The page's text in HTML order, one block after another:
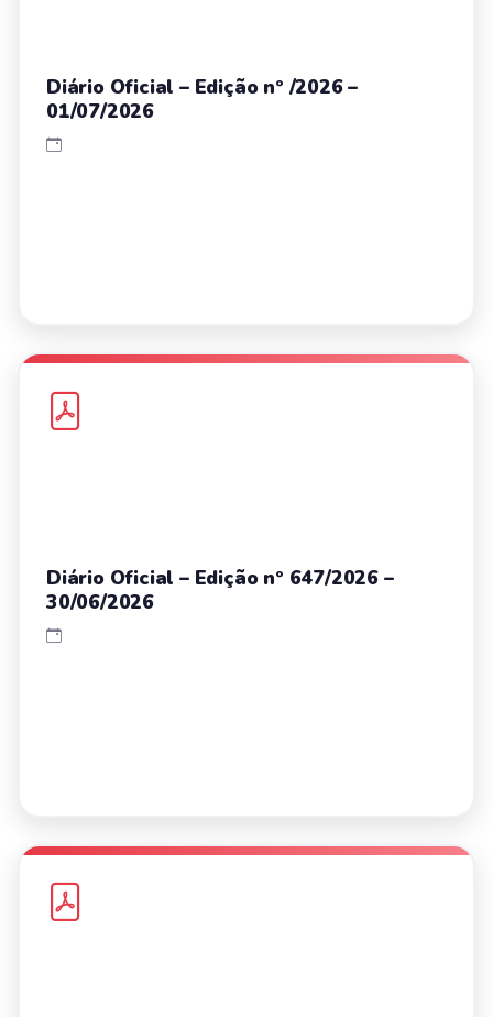
Diário Oficial – Edição nº /2026 –
01/07/2026
Diário Oficial – Edição nº 647/2026 –
30/06/2026